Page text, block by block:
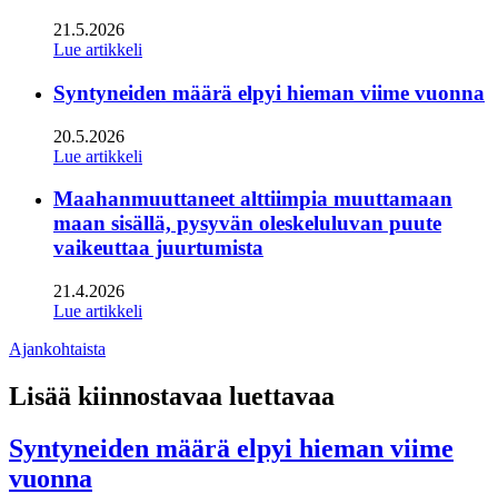
21.5.2026
Lue artikkeli
Syntyneiden määrä elpyi hieman viime vuonna
20.5.2026
Lue artikkeli
Maahanmuuttaneet alttiimpia muuttamaan
maan sisällä, pysyvän oleskeluluvan puute
vaikeuttaa juurtumista
21.4.2026
Lue artikkeli
Ajankohtaista
Lisää kiinnostavaa luettavaa
Syntyneiden määrä elpyi hieman viime
vuonna